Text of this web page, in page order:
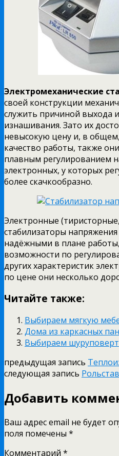
Электромеханические
своей конструкции
служить причиной выхода
изнашивания. Зато их
невысокую цену и, в
качество работы, также
плавным регулированием
электронных, у которых
более скачкообразно.
Электронные
стабилизаторы
надёжными в плане
возможности по
других характеристик
по цене они несколько
Читайте также:
Выбираем мягкую
Дома из каркасных
Выбираем шуруповерт
предыдущая запись
следующая запись
Добавить
Ваш адрес email не будет
поля помечены *
Комментарий *